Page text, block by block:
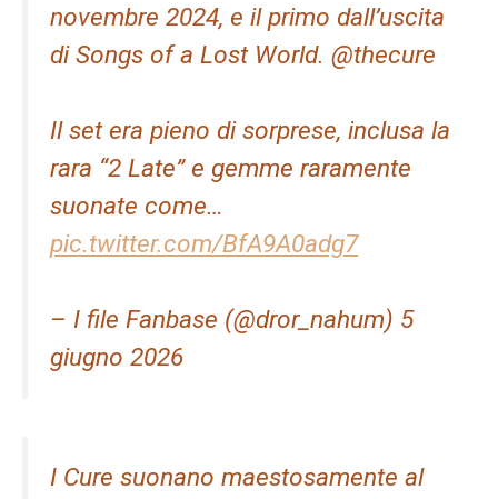
novembre 2024, e il primo dall’uscita
di Songs of a Lost World. @thecure
Il set era pieno di sorprese, inclusa la
rara “2 Late” e gemme raramente
suonate come…
pic.twitter.com/BfA9A0adg7
– I file Fanbase (@dror_nahum) 5
giugno 2026
I Cure suonano maestosamente al